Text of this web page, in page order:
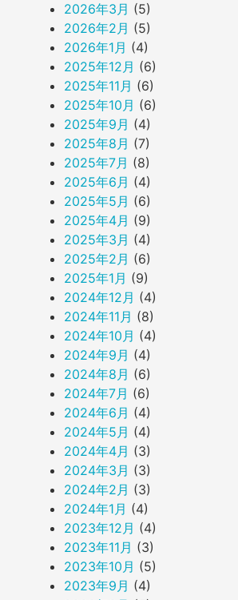
2026年3月 (5)
2026年2月 (5)
2026年1月 (4)
2025年12月 (6)
2025年11月 (6)
2025年10月 (6)
2025年9月 (4)
2025年8月 (7)
2025年7月 (8)
2025年6月 (4)
2025年5月 (6)
2025年4月 (9)
2025年3月 (4)
2025年2月 (6)
2025年1月 (9)
2024年12月 (4)
2024年11月 (8)
2024年10月 (4)
2024年9月 (4)
2024年8月 (6)
2024年7月 (6)
2024年6月 (4)
2024年5月 (4)
2024年4月 (3)
2024年3月 (3)
2024年2月 (3)
2024年1月 (4)
2023年12月 (4)
2023年11月 (3)
2023年10月 (5)
2023年9月 (4)